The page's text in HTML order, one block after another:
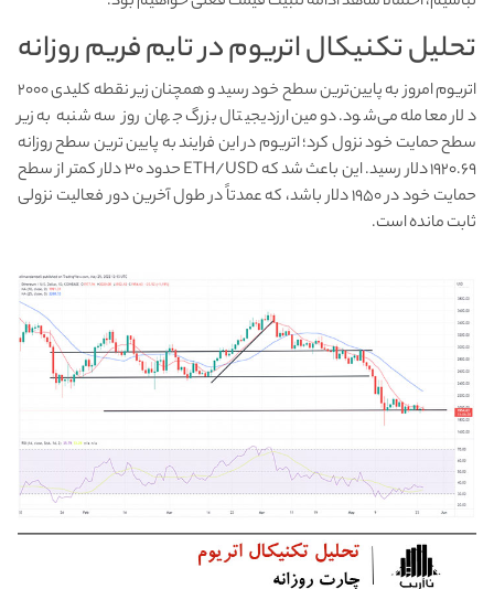
تحلیل تکنیکال اتریوم در تایم فریم روزانه
اتریوم امروز به پایین‌ترین سطح خود رسید و همچنان زیر نقطه کلیدی ۲۰۰۰
دلار معامله می‌شود. دومین ارزدیجیتال بزرگ جهان روز سه شنبه به زیر
سطح حمایت خود نزول کرد؛ اتریوم در این فرایند به پایین ترین سطح روزانه
۱۹۲۰.۶۹ دلار رسید. این باعث شد که ETH/USD حدود ۳۰ دلار کمتر از سطح
حمایت خود در ۱۹۵۰ دلار باشد، که عمدتاً در طول آخرین دور فعالیت نزولی
ثابت مانده است.